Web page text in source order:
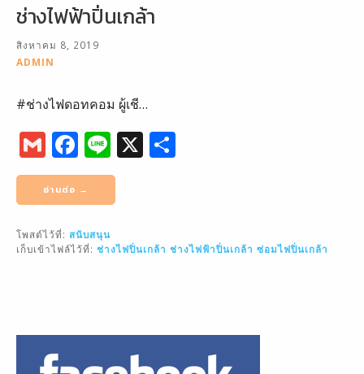
ช่างไฟฟ้าปิ่นเกล้า
สิงหาคม 8, 2019
ADMIN
#ช่างไฟดอทคอม ผู้เชี…
G
m
ai
l
F
a
c
e
b
k
Li
n
e
X
อ่านต่อ →
โพสต์ไว้ที่: สนับสนุน
เก็บเข้าไฟล์ไว้ที่: ช่างไฟปิ่นเกล้า ช่างไฟฟ้าปิ่นเกล้า ซ่อมไฟปิ่นเกล้า